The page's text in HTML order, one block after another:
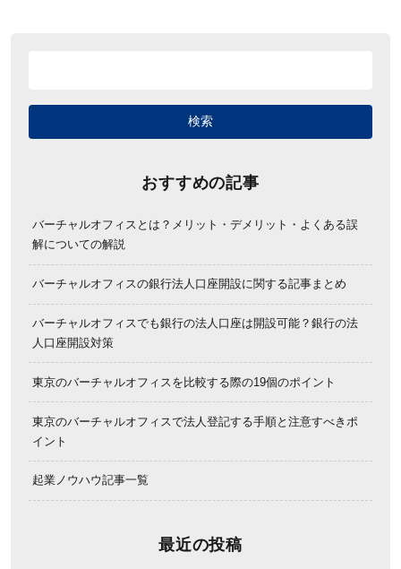
おすすめの記事
バーチャルオフィスとは？メリット・デメリット・よくある誤
解についての解説
バーチャルオフィスの銀行法人口座開設に関する記事まとめ
バーチャルオフィスでも銀行の法人口座は開設可能？銀行の法
人口座開設対策
東京のバーチャルオフィスを比較する際の19個のポイント
東京のバーチャルオフィスで法人登記する手順と注意すべきポ
イント
起業ノウハウ記事一覧
最近の投稿